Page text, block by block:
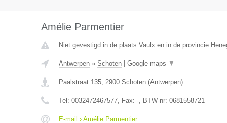
Amélie Parmentier
Niet gevestigd in de plaats Vaulx en in de provincie
Antwerpen» Schoten| Google maps ▼
Paalstraat 135, 2900 Schoten(Antwerpen)
Tel: 0032472467577, Fax: -, BTW-nr: 0681558721
E-mail › Amélie Parmentier